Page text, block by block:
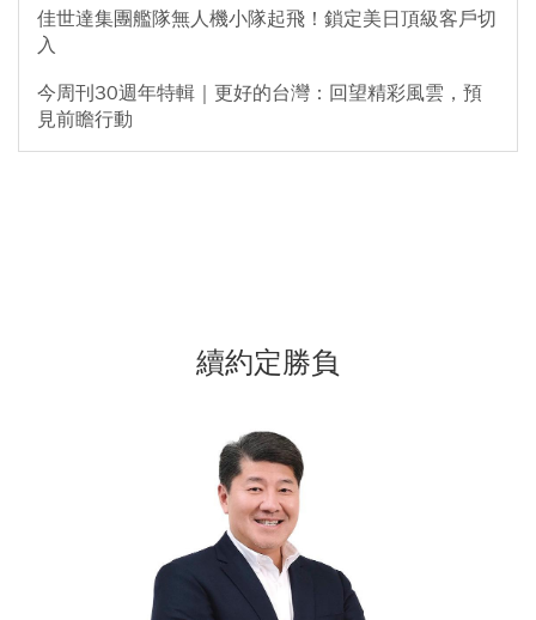
佳世達集團艦隊無人機小隊起飛！鎖定美日頂級客戶切
入
今周刊30週年特輯｜更好的台灣：回望精彩風雲，預
見前瞻行動
續約定勝負